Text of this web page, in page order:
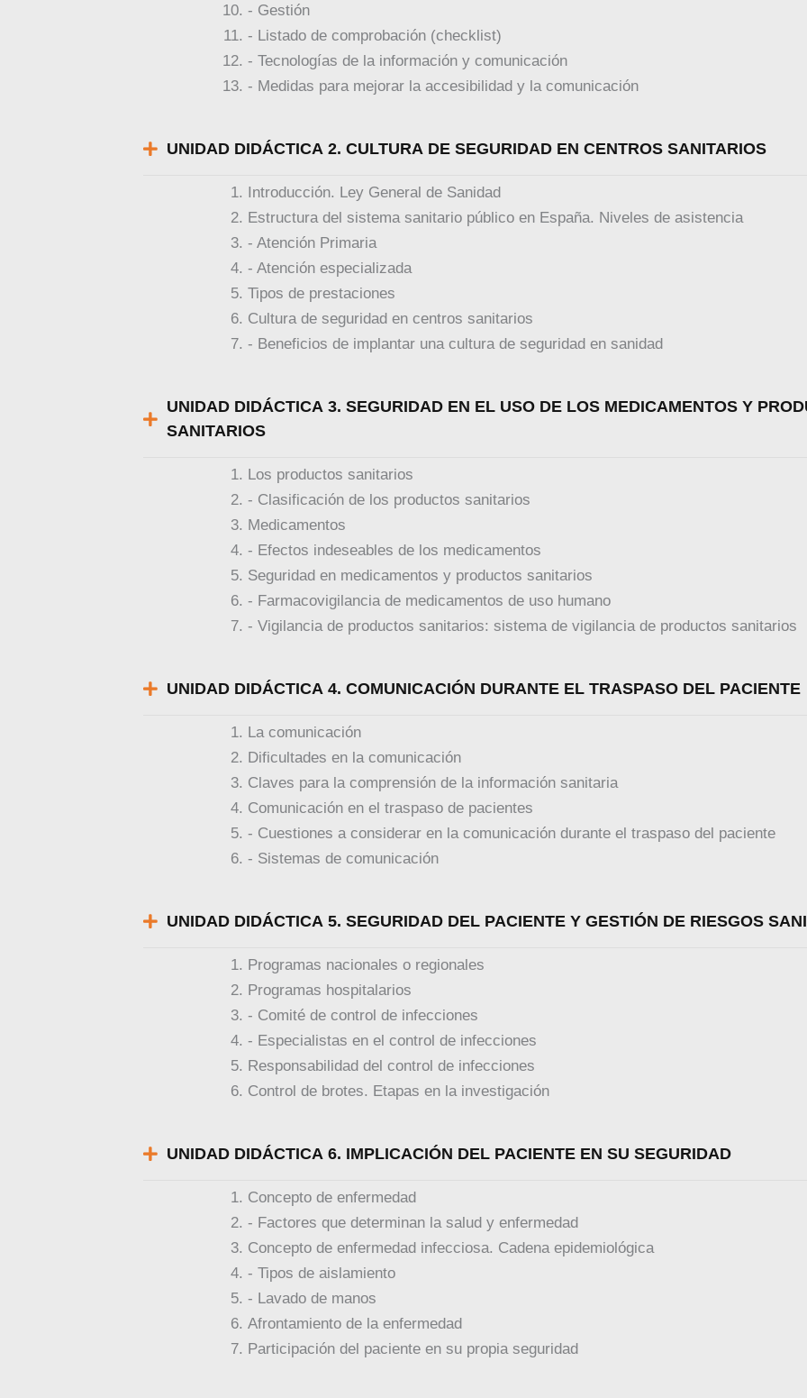
- Gestión
- Listado de comprobación (checklist)
- Tecnologías de la información y comunicación
- Medidas para mejorar la accesibilidad y la comunicación
UNIDAD DIDÁCTICA 2. CULTURA DE SEGURIDAD EN CENTROS SANITARIOS
Introducción. Ley General de Sanidad
Estructura del sistema sanitario público en España. Niveles de asistencia
- Atención Primaria
- Atención especializada
Tipos de prestaciones
Cultura de seguridad en centros sanitarios
- Beneficios de implantar una cultura de seguridad en sanidad
UNIDAD DIDÁCTICA 3. SEGURIDAD EN EL USO DE LOS MEDICAMENTOS Y
SANITARIOS
Los productos sanitarios
- Clasificación de los productos sanitarios
Medicamentos
- Efectos indeseables de los medicamentos
Seguridad en medicamentos y productos sanitarios
- Farmacovigilancia de medicamentos de uso humano
- Vigilancia de productos sanitarios: sistema de vigilancia de productos sanitarios
UNIDAD DIDÁCTICA 4. COMUNICACIÓN DURANTE EL TRASPASO DEL PACIENTE
La comunicación
Dificultades en la comunicación
Claves para la comprensión de la información sanitaria
Comunicación en el traspaso de pacientes
- Cuestiones a considerar en la comunicación durante el traspaso del paciente
- Sistemas de comunicación
UNIDAD DIDÁCTICA 5. SEGURIDAD DEL PACIENTE Y GESTIÓN DE RIESGOS
Programas nacionales o regionales
Programas hospitalarios
- Comité de control de infecciones
- Especialistas en el control de infecciones
Responsabilidad del control de infecciones
Control de brotes. Etapas en la investigación
UNIDAD DIDÁCTICA 6. IMPLICACIÓN DEL PACIENTE EN SU SEGURIDAD
Concepto de enfermedad
- Factores que determinan la salud y enfermedad
Concepto de enfermedad infecciosa. Cadena epidemiológica
- Tipos de aislamiento
- Lavado de manos
Afrontamiento de la enfermedad
Participación del paciente en su propia seguridad